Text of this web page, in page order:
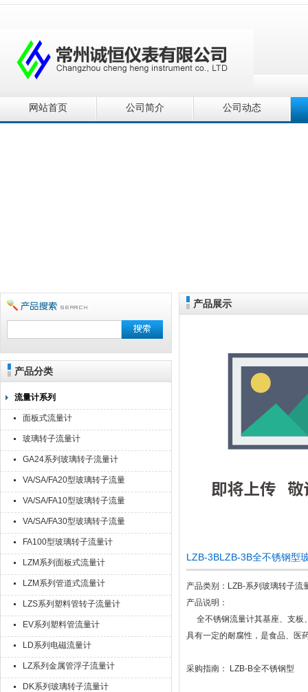
网站首页 公司简介 公司动态
产品分类
流量计系列
面板式流量计
玻璃转子流量计
GA24系列玻璃转子流量计
VA/SA/FA20型玻璃转子流量
计
VA/SA/FA10型玻璃转子流量
计
VA/SA/FA30型玻璃转子流量
计
FA100型玻璃转子流量计
LZM系列面板式流量计
LZM系列管道式流量计
LZS系列塑料管转子流量计
EV系列塑料管流量计
LD系列电磁流量计
LZ系列金属管浮子流量计
DK系列玻璃转子流量计
产品展示
LZB-3BLZB-3B全不锈钢型
产品类别：LZB-系列玻璃转子流
产品说明：
全不锈钢流量计其基座、支板
具有一定的耐腐性，是食品、医
采购指南： LZB-B全不锈钢型